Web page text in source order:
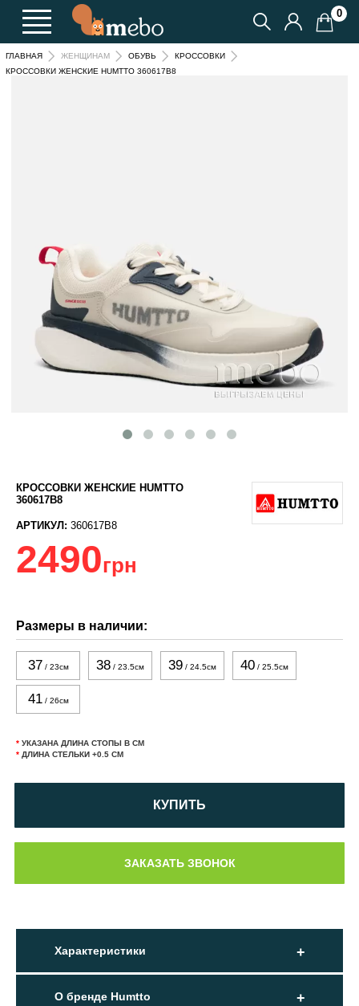
0
ГЛАВНАЯ ЖЕНЩИНАМ ОБУВЬ
КРОССОВКИ
КРОССОВКИ ЖЕНСКИЕ HUMTTO 360617B8
КРОССОВКИ ЖЕНСКИЕ HUMTTO
360617B8
АРТИКУЛ: 360617B8
2490грн
Размеры в наличии:
37 / 23см 38 / 23.5см 39 / 24.5см 40 / 25.5см
41/ 26см
* УКАЗАНА ДЛИНА СТОПЫ В СМ
* ДЛИНА СТЕЛЬКИ +0.5 СМ
КУПИТЬ
Характеристики
О бренде Humtto